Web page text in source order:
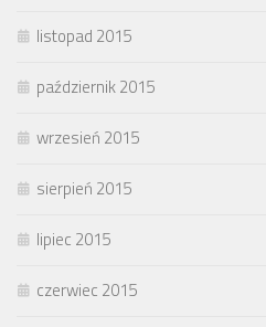
listopad 2015
październik 2015
wrzesień 2015
sierpień 2015
lipiec 2015
czerwiec 2015